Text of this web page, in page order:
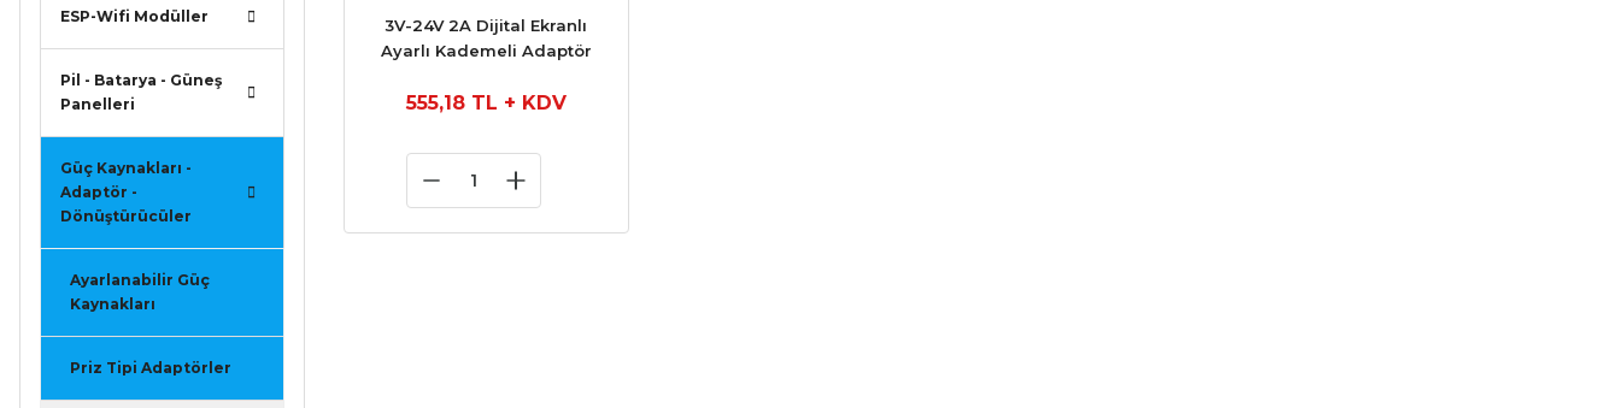
ESP-Wifi Modüller
Pil - Batarya - Güneş
Panelleri
Güç Kaynakları -
Adaptör -
Dönüştürücüler
Ayarlanabilir Güç
Kaynakları
Priz Tipi Adaptörler
3V-24V 2A Dijital Ekranlı
Ayarlı Kademeli Adaptör
555,18 TL + KDV